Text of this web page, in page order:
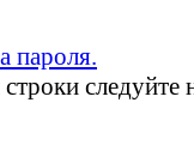
пароля.
следуйте